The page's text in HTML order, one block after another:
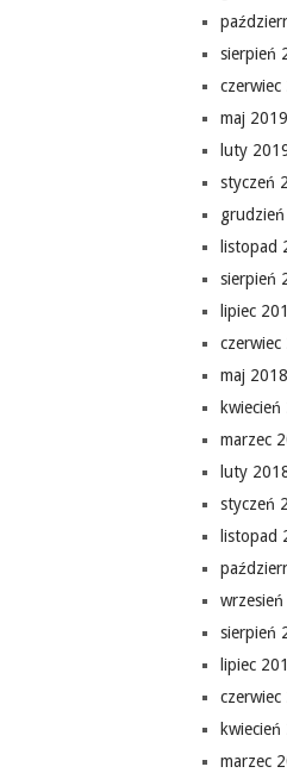
sierpień
czerwiec
maj 2019
luty
styczeń
listopad
sierpień
lipiec
czerwiec
maj 2018
kwiecień
marzec
luty
styczeń
listopad
sierpień
lipiec
czerwiec
kwiecień
marzec